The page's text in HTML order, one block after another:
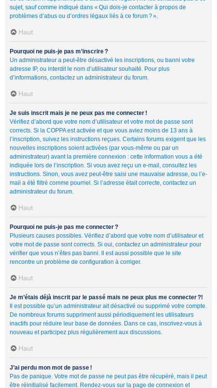
sujet, sauf comme indiqué dans « Qui dois-je contacter à propos de
problèmes d’abus ou d’ordres légaux liés à ce forum ? ».
Haut
Pourquoi ne puis-je pas m’inscrire ?
Un administrateur a peut-être désactivé les inscriptions, ou banni votre
adresse IP, ou interdit le nom d’utilisateur souhaité. Pour plus
d’informations, contactez un administrateur du forum.
Haut
Je suis inscrit mais je ne peux pas me connecter !
Vérifiez d’abord que votre nom d’utilisateur et votre mot de passe sont
corrects. Si la COPPA est activée et que vous aviez moins de 13 ans à
l’inscription, suivez les instructions reçues. Certains forums exigent que les
nouvelles inscriptions soient activées (par vous-même ou par un
administrateur) avant la première connexion : cette information vous a été
indiquée lors de l’inscription. Si vous avez reçu un e-mail, consultez les
instructions. Sinon, vous avez peut-être saisi une mauvaise adresse, ou l’e-
mail a été filtré comme pourriel. Si l’adresse était correcte, contactez un
administrateur du forum.
Haut
Pourquoi ne puis-je pas me connecter ?
Plusieurs causes possibles. Vérifiez d’abord que votre nom d’utilisateur et
votre mot de passe sont corrects. Si oui, contactez un administrateur pour
vérifier que vous n’êtes pas banni. Il est aussi possible que le site
rencontre un problème de configuration à corriger.
Haut
Je m’étais déjà inscrit par le passé mais ne peux plus me connecter ?!
Il est possible qu’un administrateur ait désactivé ou supprimé votre compte.
De nombreux forums suppriment aussi périodiquement les utilisateurs
inactifs pour réduire leur base de données. Dans ce cas, inscrivez-vous à
nouveau et participez plus régulièrement aux discussions.
Haut
J’ai perdu mon mot de passe !
Pas de panique. Votre mot de passe ne peut pas être récupéré, mais il peut
être réinitialisé facilement. Rendez-vous sur la page de connexion et